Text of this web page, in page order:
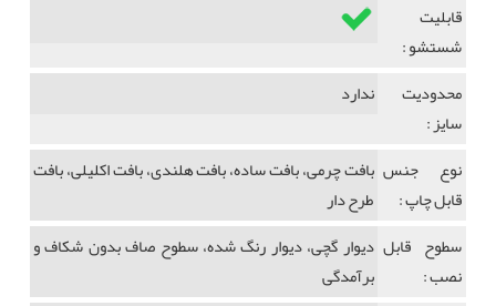
قابلیت
شستشو :
محدودیت
سایز :
ندارد
نوع جنس
قابل چاپ :
بافت چرمی، بافت ساده، بافت هلندی، بافت اکلیلی، بافت
طرح دار
سطوح قابل
نصب :
دیوار گچی، دیوار رنگ شده، سطوح صاف بدون شکاف و
برآمدگی